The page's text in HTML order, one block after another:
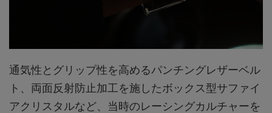
通気性とグリップ性を高めるパンチングレザーベル
ト、両面反射防止加工を施したボックス型サファイ
アクリスタルなど、当時のレーシングカルチャーを